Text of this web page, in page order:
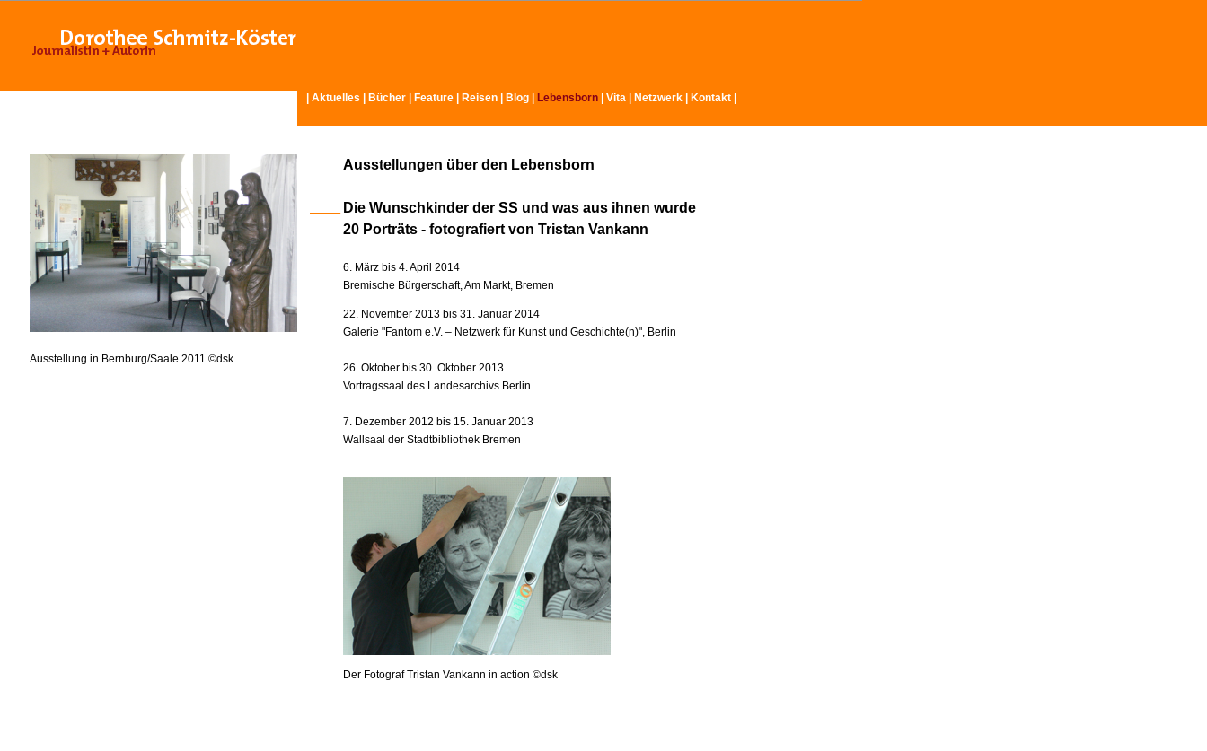
Aktuelles Bücher Feature Reisen Blog Lebensborn Vita Netzwerk Kontakt
Ausstellung in Bernburg/Saale 2011 ©dsk
Ausstellungen über den Lebensborn
Die Wunschkinder der SS und was aus ihnen wurde
20 Porträts - fotografiert von Tristan Vankann
6. März bis 4. April 2014
Bremische Bürgerschaft, Am Markt, Bremen
22. November 2013 bis 31. Januar 2014
Galerie "Fantom e.V. – Netzwerk für Kunst und Geschichte(n)", Berlin
26. Oktober bis 30. Oktober 2013
Vortragssaal des Landesarchivs Berlin
7. Dezember 2012 bis 15. Januar 2013
Wallsaal der Stadtbibliothek Bremen
Der Fotograf Tristan Vankann in action ©dsk